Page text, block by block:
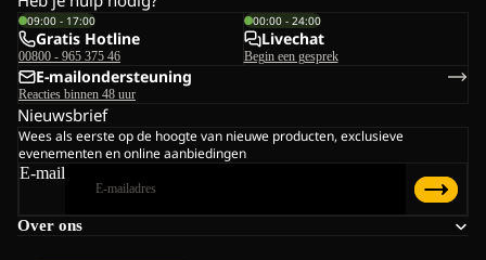
Over ons
09:00 - 17:00
Gratis Hotline
00800 - 965 375 46
00:00 - 24:00
Livechat
Begin een gesprek
E-mailondersteuning
Reacties binnen 48 uur
Nieuwsbrief
Wees als eerste op de hoogte van nieuwe producten, exclusieve
evenementen en online aanbiedingen
E-mail